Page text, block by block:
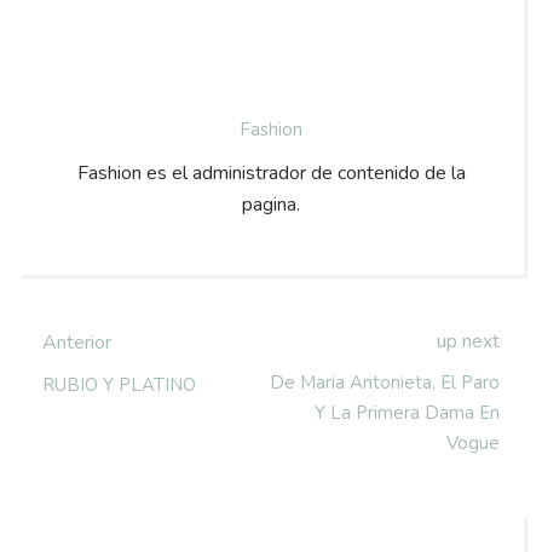
Fashion
Fashion es el administrador de contenido de la
pagina.
Anterior
RUBIO Y PLATINO
up next
De Maria Antonieta, El Paro
Y La Primera Dama En
Vogue